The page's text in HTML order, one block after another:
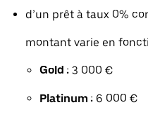
d’un prêt à taux 0%
montant varie en
Gold : 3 000 €
Platinum : 6 000 €